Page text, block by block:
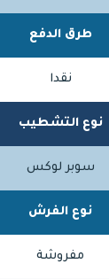
طرق الدفع
نقدا
نوع التشطيب
سوبر لوكس
نوع الفرش
مفروشة